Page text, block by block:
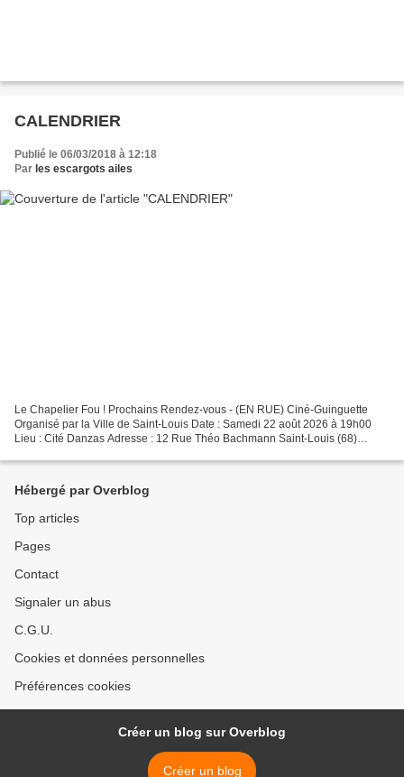
CALENDRIER
Publié le 06/03/2018 à 12:18
Par les escargots ailes
Le Chapelier Fou ! Prochains Rendez-vous - (EN RUE) Ciné-Guinguette
Organisé par la Ville de Saint-Louis Date : Samedi 22 août 2026 à 19h00
Lieu : Cité Danzas Adresse : 12 Rue Théo Bachmann Saint-Louis (68)
Hébergé par Overblog
Top articles
Pages
Contact
Signaler un abus
C.G.U.
Cookies et données personnelles
Préférences cookies
Créer un blog sur Overblog
Créer un blog